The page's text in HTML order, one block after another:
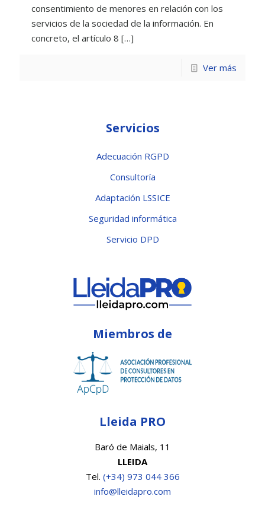
consentimiento de menores en relación con los
servicios de la sociedad de la información. En
concreto, el artículo 8 […]
Ver más
Servicios
Adecuación RGPD
Consultoría
Adaptación LSSICE
Seguridad informática
Servicio DPD
Miembros de
Lleida PRO
Baró de Maials, 11
LLEIDA
Tel. (+34) 973 044 366
info@lleidapro.com